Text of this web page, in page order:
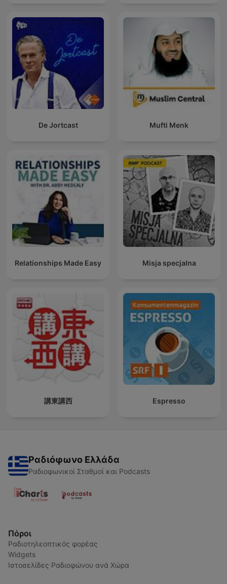
De Jortcast Mufti Menk
Relationships Made Easy Misja specjalna
講東講西 Espresso
Ραδιόφωνο Ελλάδα
Ραδιοφωνικοί Σταθμοί και Podcasts
Πόροι
Ραδιοτηλεοπτικός φορέας
Widgets
Ιστοσελίδες Ραδιοφώνου ανά Χώρα